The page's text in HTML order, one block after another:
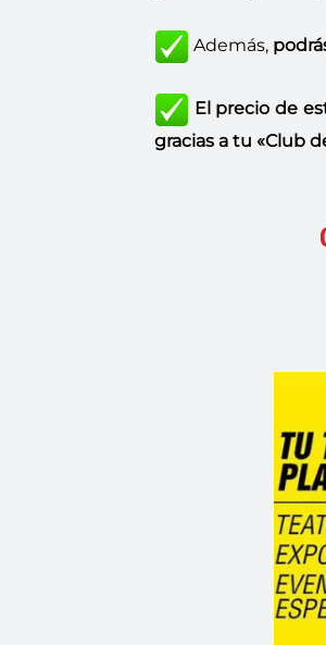
Además,
El precio de
gracias a tu «Club